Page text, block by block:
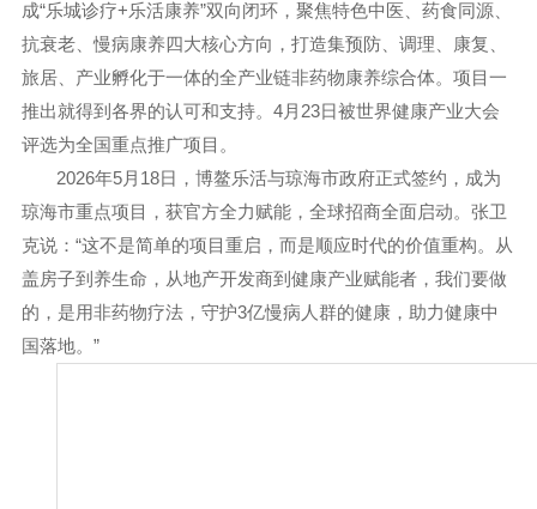
成“乐城诊疗+乐活康养”双向闭环，聚焦特色中医、 药食同源、
抗衰老、慢病康养 四大核心方向，打造集预防、调理、康复、
旅居、产业孵化于一体的全产业链非药物康养综合体。 项目一
推出就得到各界的认可和支持。 4月 23日被世界健康产业大会
评选为全国重点推广项目。
2026年5月 18日，博鳌乐活与琼海市政府正式签约，成为
琼海市重点项目
，获官方全力赋能，全球招商全面启动。张卫
克说： “这不是简单的项目重启，而是顺应时代的价值重构。从
盖房子到养生命，从地产开发商到健康产业赋能者，我们要做
的，是用非药物疗法，守护3亿慢病人群的健康，助力健康中
国落地。 ”